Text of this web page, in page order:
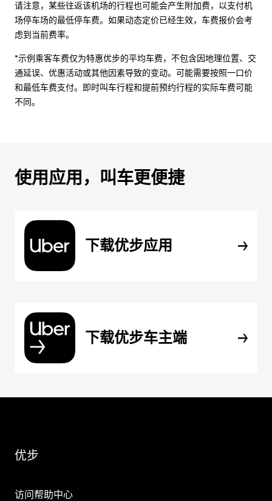
请注意，某些往返该机场的行程也可能会产生附加费，以支付机
场停车场的最低停车费。如果动态定价已经生效，车费报价会考
虑到当前费率。
*示例乘客车费仅为特惠优步的平均车费，不包含因地理位置、交
通延误、优惠活动或其他因素导致的变动。可能需要按照一口价
和最低车费支付。即时叫车行程和提前预约行程的实际车费可能
不同。
使用应用，叫车更便捷
下载优步应用
下载优步车主端
优步
访问帮助中心